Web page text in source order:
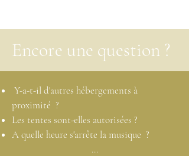
Encore une question ?
Y-a-t-il d'autres hébergements à
proximité ?
Les tentes sont-elles autorisées ?
A quelle heure s'arrête la musique ?
...